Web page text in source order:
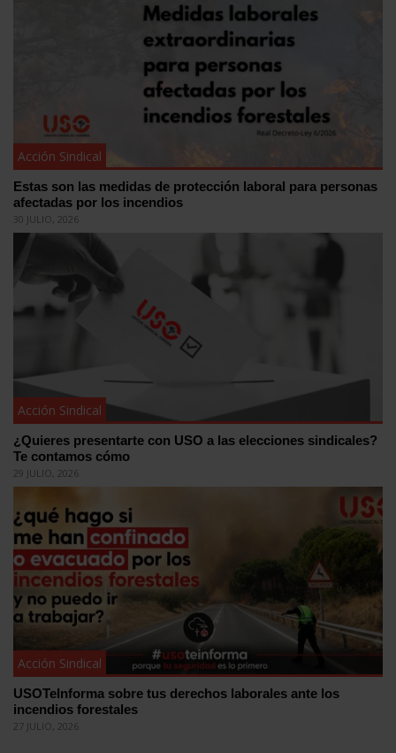
Acción Sindical
Estas son las medidas de protección laboral para personas
afectadas por los incendios
30 JULIO, 2026
Acción Sindical
¿Quieres presentarte con USO a las elecciones sindicales?
Te contamos cómo
29 JULIO, 2026
Acción Sindical
USOTeInforma sobre tus derechos laborales ante los
incendios forestales
27 JULIO, 2026